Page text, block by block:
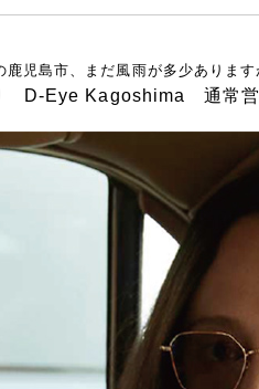
鹿児島市、まだ風雨が多少あります
D-Eye Kagoshima 通常営